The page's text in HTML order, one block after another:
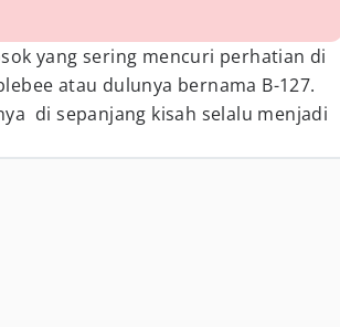
yang sering mencuri perhatian di
atau dulunya bernama B-127.
di sepanjang kisah selalu menjadi